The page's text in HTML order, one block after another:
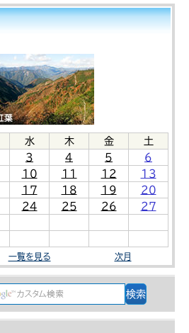
水 木 金
土
3 4 5
6
10 11 12
13
17 18 19
20
24 25 26
27
一覧を見る 次月